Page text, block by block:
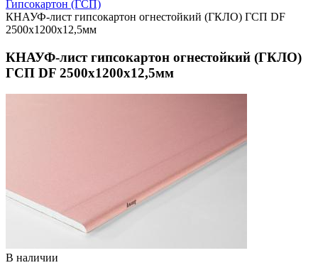
Гипсокартон (ГСП)
КНАУФ-лист гипсокартон огнестойкий (ГКЛО) ГСП DF
2500х1200х12,5мм
КНАУФ-лист гипсокартон огнестойкий (ГКЛО)
ГСП DF 2500х1200х12,5мм
В наличии